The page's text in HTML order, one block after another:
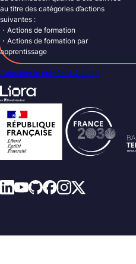
au titre des catégories d’actions
suivantes :
・Actions de formation
・Actions de formation par
apprentissage
Consulter le certificat Qualiopi